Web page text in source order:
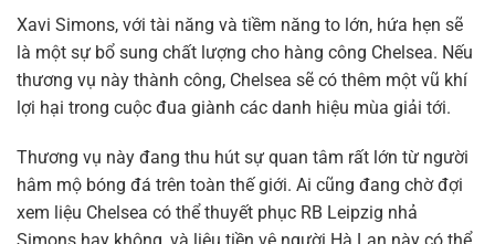
Xavi Simons, với tài năng và tiềm năng to lớn, hứa hẹn sẽ
là một sự bổ sung chất lượng cho hàng công Chelsea. Nếu
thương vụ này thành công, Chelsea sẽ có thêm một vũ khí
lợi hại trong cuộc đua giành các danh hiệu mùa giải tới.
Thương vụ này đang thu hút sự quan tâm rất lớn từ người
hâm mộ bóng đá trên toàn thế giới. Ai cũng đang chờ đợi
xem liệu Chelsea có thể thuyết phục RB Leipzig nhả